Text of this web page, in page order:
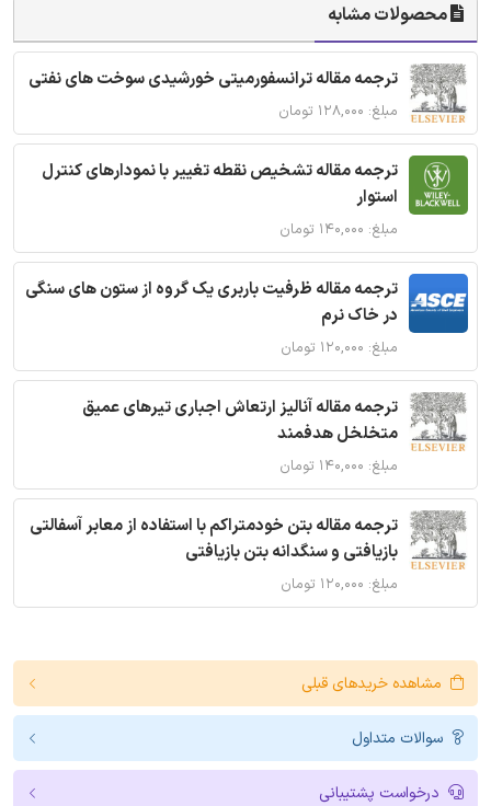
محصولات مشابه
ترجمه مقاله ترانسفورمیتی خورشیدی سوخت های نفتی
مبلغ: ۱۲۸,۰۰۰ تومان
ترجمه مقاله تشخیص نقطه تغییر با نمودارهای کنترل
استوار
مبلغ: ۱۴۰,۰۰۰ تومان
ترجمه مقاله ظرفیت باربری یک گروه از ستون های سنگی
در خاک نرم
مبلغ: ۱۲۰,۰۰۰ تومان
ترجمه مقاله آنالیز ارتعاش اجباری تیرهای عمیق
متخلخل هدفمند
مبلغ: ۱۴۰,۰۰۰ تومان
ترجمه مقاله بتن خودمتراکم با استفاده از معابر آسفالتی
بازیافتی و سنگدانه بتن بازیافتی
مبلغ: ۱۲۰,۰۰۰ تومان
مشاهده خریدهای قبلی
سوالات متداول
درخواست پشتیبانی